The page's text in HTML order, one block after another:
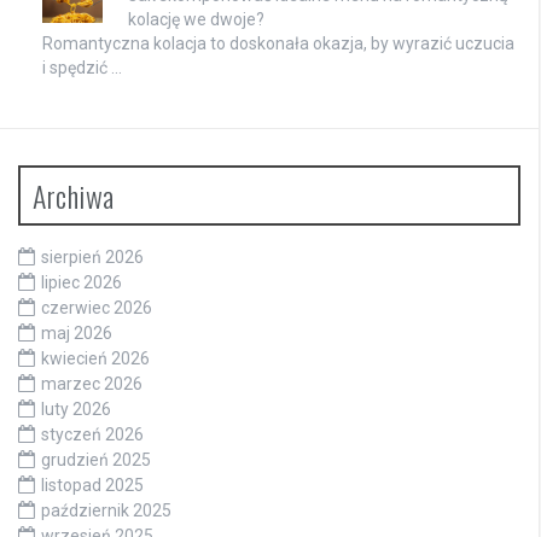
kolację we dwoje?
Romantyczna kolacja to doskonała okazja, by wyrazić uczucia
i spędzić …
Archiwa
sierpień 2026
lipiec 2026
czerwiec 2026
maj 2026
kwiecień 2026
marzec 2026
luty 2026
styczeń 2026
grudzień 2025
listopad 2025
październik 2025